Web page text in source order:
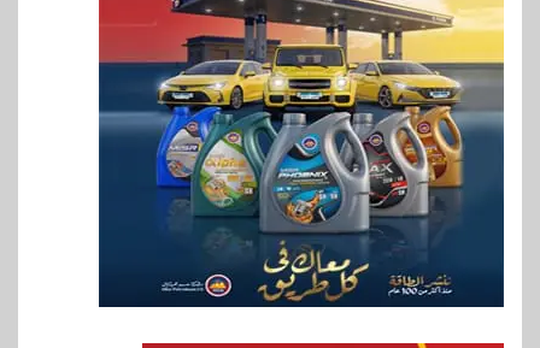
رئيس مجلس القضاء الأعلى يوقّع
بروتوكول تعاون مع البريد لتقديم
خدمة الإعلان الإلكتروني المسجل
7 اخبار
RAKICT تعلن عن شراكة
استراتيجية مع MCS لإطلاق
محفظة التدريب الرسمية
لكاسبرسكي
8